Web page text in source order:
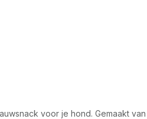
voor je hond. Gemaakt van